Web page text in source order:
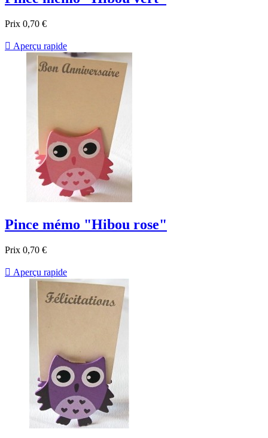
Prix 0,70 €
 Aperçu rapide
Pince mémo "Hibou rose"
Prix 0,70 €
 Aperçu rapide